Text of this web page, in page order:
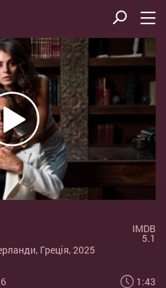
Греція, 2025
IMDB
5.1
1:43